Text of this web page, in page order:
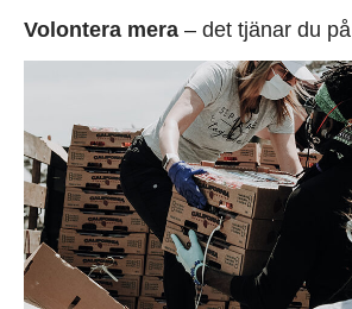
Volontera mera – det tjänar du på